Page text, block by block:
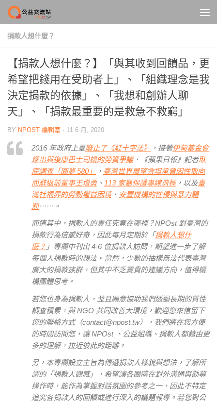
Skip to content
捐款人想什麼？
【捐款人想什麼？】「與其收到回饋品，更
希望把錢用在受助者上」、「組織理念是我
決定捐款的依據」、「我想和創辦人聊
天」、「捐款最重要的是救急不救窮」
BY NPOST 編輯室 · 11 6 月, 2020
2016 年政府上臺廢止了《紅十字法》 ，接著伊甸基金會
爆出與復康巴士司機的勞資爭議、《蘋果日報》記者臥
底調查「圓夢 580」
， 臺灣世界展望會坦承曾因性取向
而辭退前董事王增勇、 113 家暴保護專線流標，以及臺
灣社福界的勞動權益困境、 安置機構的性侵與暴力體
罰⋯⋯。
而這其中，捐款人的責任究竟在哪裡？NPOst 對臺灣的
捐款行為倍感好奇，因此每月定期於「捐款人想什
麼？ 」專欄中刊出 4-6 位捐款人訪問，期望進一步了解
每個人捐款時的想法。當然，少數的抽樣無法代表臺灣
廣大的捐款族群，但其中不乏寶貴的建議方向，值得機
構團體思考。
若您也身為捐款人，並且願意協助我們透過長期的質性
調查積累，與 NGO 共同改善大環境，歡迎您來信留下
您的聯絡方式（contact@npost.tw）， 我們將在您方便
的時間訪問您，讓 NPOst 、公益組織、捐款人都藉由更
多的理解，拉近彼此的距離。
另，本專欄設立主旨為傳遞捐款人樣貌與想法，了解所
謂的「捐款人觀感」，希望讓各團體在對外溝通與勸募
操作時，能作為掌握對話氛圍的參考之一，因此不特定
追究各捐款人的回饋或進行深入的議題報導。若您對公